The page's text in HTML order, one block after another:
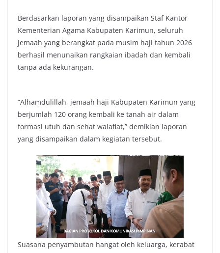
Berdasarkan laporan yang disampaikan Staf Kantor
Kementerian Agama Kabupaten Karimun, seluruh
jemaah yang berangkat pada musim haji tahun 2026
berhasil menunaikan rangkaian ibadah dan kembali
tanpa ada kekurangan.
“Alhamdulillah, jemaah haji Kabupaten Karimun yang
berjumlah 120 orang kembali ke tanah air dalam
formasi utuh dan sehat walafiat,” demikian laporan
yang disampaikan dalam kegiatan tersebut.
Suasana penyambutan hangat oleh keluarga, kerabat